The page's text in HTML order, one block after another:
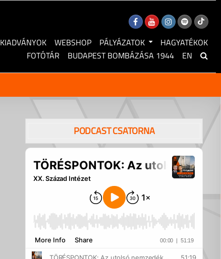
KIADVÁNYOK WEBSHOP PÁLYÁZATOK
HAGYATÉKOK
FOTÓTÁR
BUDAPEST BOMBÁZÁSA 1944 EN
PODCAST CSATORNA